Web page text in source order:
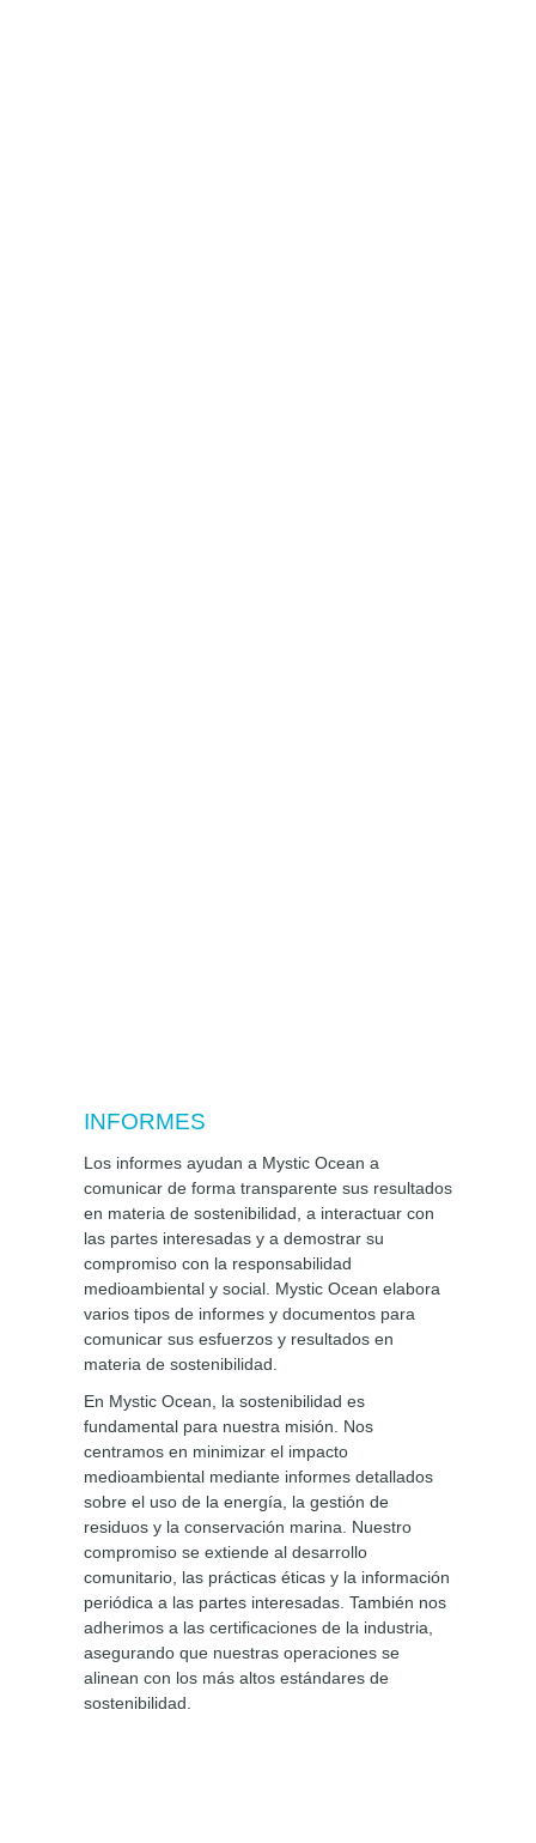
INFORMES
Los informes ayudan a Mystic Ocean a
comunicar de forma transparente sus resultados
en materia de sostenibilidad, a interactuar con
las partes interesadas y a demostrar su
compromiso con la responsabilidad
medioambiental y social. Mystic Ocean elabora
varios tipos de informes y documentos para
comunicar sus esfuerzos y resultados en
materia de sostenibilidad.
En Mystic Ocean, la sostenibilidad es
fundamental para nuestra misión. Nos
centramos en minimizar el impacto
medioambiental mediante informes detallados
sobre el uso de la energía, la gestión de
residuos y la conservación marina. Nuestro
compromiso se extiende al desarrollo
comunitario, las prácticas éticas y la información
periódica a las partes interesadas. También nos
adherimos a las certificaciones de la industria,
asegurando que nuestras operaciones se
alinean con los más altos estándares de
sostenibilidad.